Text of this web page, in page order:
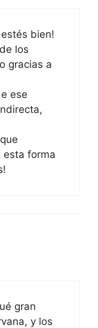
bien!
los
gracias a
ese
esta forma
gran
y los